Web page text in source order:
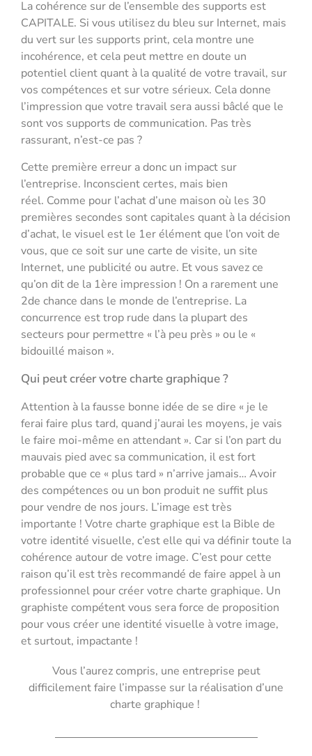
La cohérence sur de l’ensemble des supports est
CAPITALE. Si vous utilisez du bleu sur Internet, mais
du vert sur les supports print, cela montre une
incohérence, et cela peut mettre en doute un
potentiel client quant à la qualité de votre travail, sur
vos compétences et sur votre sérieux. Cela donne
l’impression que votre travail sera aussi bâclé que le
sont vos supports de communication. Pas très
rassurant, n’est-ce pas ?
Cette première erreur a donc un impact sur
l’entreprise. Inconscient certes, mais bien
réel. Comme pour l’achat d’une maison où les 30
premières secondes sont capitales quant à la décision
d’achat, le visuel est le 1er élément que l’on voit de
vous, que ce soit sur une carte de visite, un site
Internet, une publicité ou autre. Et vous savez ce
qu’on dit de la 1ère impression ! On a rarement une
2de chance dans le monde de l’entreprise. La
concurrence est trop rude dans la plupart des
secteurs pour permettre « l’à peu près » ou le «
bidouillé maison ».
Qui peut créer votre charte graphique ?
Attention à la fausse bonne idée de se dire « je le
ferai faire plus tard, quand j’aurai les moyens, je vais
le faire moi-même en attendant ». Car si l’on part du
mauvais pied avec sa communication, il est fort
probable que ce « plus tard » n’arrive jamais… Avoir
des compétences ou un bon produit ne suffit plus
pour vendre de nos jours. L’image est très
importante ! Votre charte graphique est la Bible de
votre identité visuelle, c’est elle qui va définir toute la
cohérence autour de votre image. C’est pour cette
raison qu’il est très recommandé de faire appel à un
professionnel pour créer votre charte graphique. Un
graphiste compétent vous sera force de proposition
pour vous créer une identité visuelle à votre image,
et surtout, impactante !
Vous l’aurez compris, une entreprise peut
difficilement faire l’impasse sur la réalisation d’une
charte graphique !